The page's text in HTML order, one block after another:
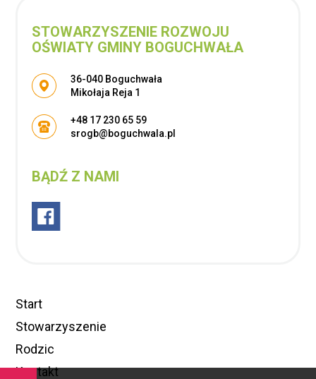
STOWARZYSZENIE ROZWOJU
OŚWIATY GMINY BOGUCHWAŁA
Adres pocztowy:
36-040 Boguchwała
Mikołaja Reja 1
+48 17 230 65 59
srogb@boguchwala.pl
BĄDŹ Z NAMI
Start
Stowarzyszenie
Rodzic
Kontakt